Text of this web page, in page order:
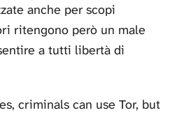
anche per scopi
ritengono però un male
a tutti libertà di
criminals can use Tor, but